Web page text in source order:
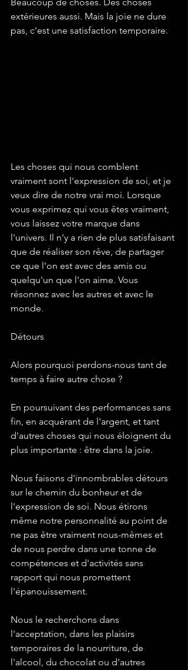
Beaucoup de choses. Des choses
extérieures aussi. Mais la joie ne dure
pas, c'est une satisfaction temporaire.
Les choses qui nous comblent
vraiment sont l'expression de soi, et je
veux dire de notre vrai moi. Lorsque
vous exprimez qui vous êtes vraiment,
vous laissez votre marque dans
l'univers. Il n'y a rien de plus satisfaisant
que de réaliser son rêve, de partager
ce que l'on est avec des amis ou
quelqu'un que l'on aime. Vous
résonnez avec les autres et avec le
monde.
Détours
Alors pourquoi perdons-nous tant de
temps à faire autre chose ?
En poursuivant des performances sans
fin, en acquérant de l'argent, et tant
d'autres choses qui nous éloignent du
plus importante : être dans la joie.
Nous faisons d'innombrables détours
sur le chemin du bonheur et de
l'expression de soi. Nous étirons
même notre personnalité au point de
ne pas être vraiment nous-mêmes et
de nous perdre dans une tonne de
compétences et d'activités sans
rapport qui nous promettent
l'épanouissement.
Nous le recherchons dans
l'acceptation, dans les plaisirs
temporaires de la nourriture, de
l'alcool, du chocolat ou d'autres